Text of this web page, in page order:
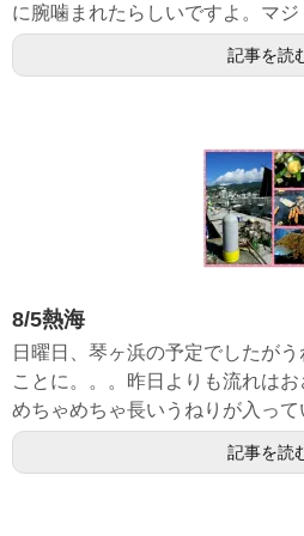
に腕噛まれたらしいですよ。マジ
記事を読
8/5熱海
日曜日、琴ヶ浜の予定でしたが
ことに。。。昨日よりも流れは
めちゃめちゃ長いうねりが入って
記事を読